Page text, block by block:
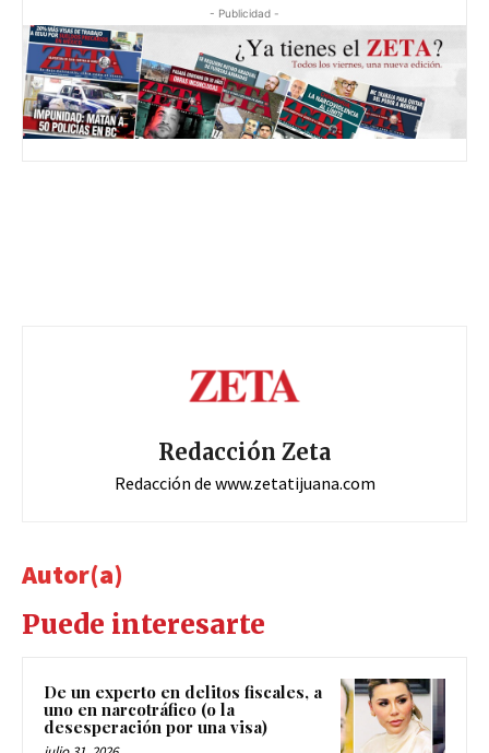
- Publicidad -
Redacción Zeta
Redacción de www.zetatijuana.com
Autor(a)
Puede interesarte
De un experto en delitos fiscales, a
uno en narcotráfico (o la
desesperación por una visa)